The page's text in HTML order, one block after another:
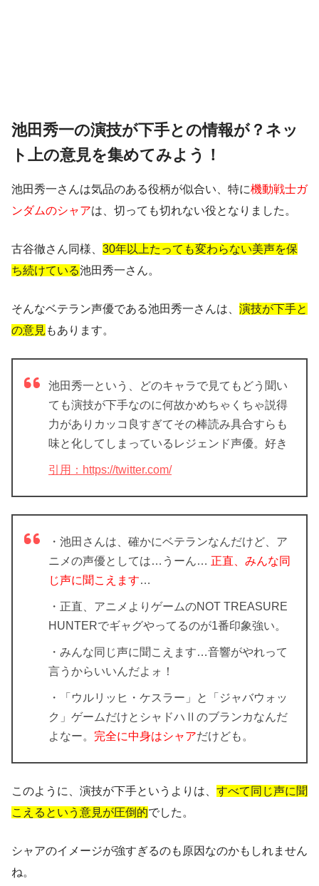
池田秀一の演技が下手との情報が？ネッ
ト上の意見を集めてみよう！
池田秀一さんは気品のある役柄が似合い、特に機動戦士ガ
ンダムのシャアは、切っても切れない役となりました。
古谷徹さん同様、 30年以上たっても変わらない美声を保
ち続けている池田秀一さん。
そんなベテラン声優である池田秀一さんは、 演技が下手と
の意見 もあります。
池田秀一という、どのキャラで見てもどう聞い
ても演技が下手なのに何故かめちゃくちゃ説得
力がありカッコ良すぎてその棒読み具合すらも
味と化してしまっているレジェンド声優。好き
引用：https://twitter.com/
・池田さんは、確かにベテランなんだけど、ア
ニメの声優としては…うーん… 正直、みんな同
じ声に聞こえます…
・正直、アニメよりゲームのNOT TREASURE
HUNTERでギャグやってるのが1番印象強い。
・みんな同じ声に聞こえます…音響がやれって
言うからいいんだよォ！
・「ウルリッヒ・ケスラー」と「ジャバウォッ
ク」ゲームだけとシャドハⅡのブランカなんだ
よなー。 完全に中身はシャアだけども。
このように、演技が下手というよりは、 すべて同じ声に聞
こえるという意見が圧倒的でした。
シャアのイメージが強すぎるのも原因なのかもしれません
ね。